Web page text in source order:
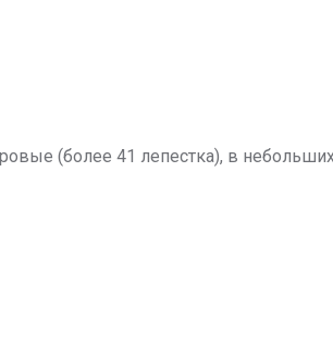
(более 41 лепестка), в